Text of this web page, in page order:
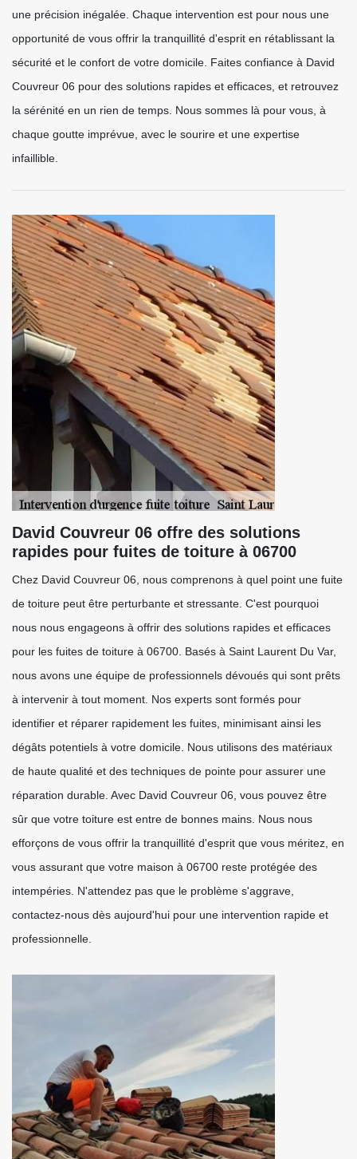
une précision inégalée. Chaque intervention est pour nous une
opportunité de vous offrir la tranquillité d'esprit en rétablissant la
sécurité et le confort de votre domicile. Faites confiance à David
Couvreur 06 pour des solutions rapides et efficaces, et retrouvez
la sérénité en un rien de temps. Nous sommes là pour vous, à
chaque goutte imprévue, avec le sourire et une expertise
infaillible.
David Couvreur 06 offre des solutions
rapides pour fuites de toiture à 06700
Chez David Couvreur 06, nous comprenons à quel point une fuite
de toiture peut être perturbante et stressante. C'est pourquoi
nous nous engageons à offrir des solutions rapides et efficaces
pour les fuites de toiture à 06700. Basés à Saint Laurent Du Var,
nous avons une équipe de professionnels dévoués qui sont prêts
à intervenir à tout moment. Nos experts sont formés pour
identifier et réparer rapidement les fuites, minimisant ainsi les
dégâts potentiels à votre domicile. Nous utilisons des matériaux
de haute qualité et des techniques de pointe pour assurer une
réparation durable. Avec David Couvreur 06, vous pouvez être
sûr que votre toiture est entre de bonnes mains. Nous nous
efforçons de vous offrir la tranquillité d'esprit que vous méritez, en
vous assurant que votre maison à 06700 reste protégée des
intempéries. N'attendez pas que le problème s'aggrave,
contactez-nous dès aujourd'hui pour une intervention rapide et
professionnelle.